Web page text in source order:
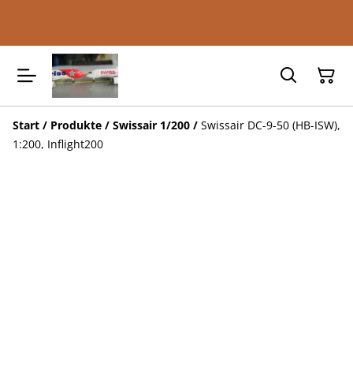
Start / Produkte / Swissair 1/200 / Swissair DC-9-50 (HB-ISW),
1:200, Inflight200